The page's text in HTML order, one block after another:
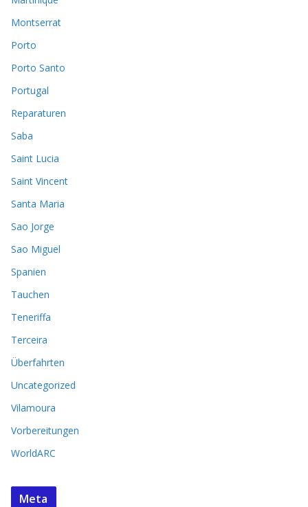
Montserrat
Porto
Porto Santo
Portugal
Reparaturen
Saba
Saint Lucia
Saint Vincent
Santa Maria
Sao Jorge
Sao Miguel
Spanien
Tauchen
Teneriffa
Terceira
Überfahrten
Uncategorized
Vilamoura
Vorbereitungen
WorldARC
Meta